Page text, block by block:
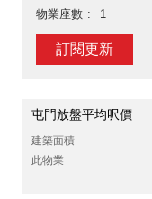
物業座數
1
訂閱更新
屯門放盤平均呎價
建築面積
此物業